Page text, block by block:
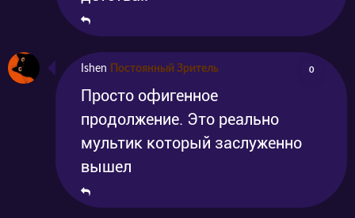
Ishen Постоянный Зритель 0
Просто офигенное
продолжение. Это реально
мультик который заслуженно
вышел